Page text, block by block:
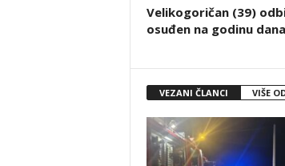
Velikogoričan (39)
osuđen na godinu
VEZANI ČLANCI VIŠE